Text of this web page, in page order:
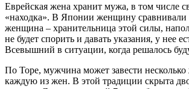
Еврейская жена хранит мужа, в том числе
«находка». В Японии женщину
женщина – хранительница этой силы,
не будет спорить и давать указания, у
Всевышний в ситуации, когда решалось
По Торе, мужчина может завести несколько
каждую из жен. В этой традиции скрыта